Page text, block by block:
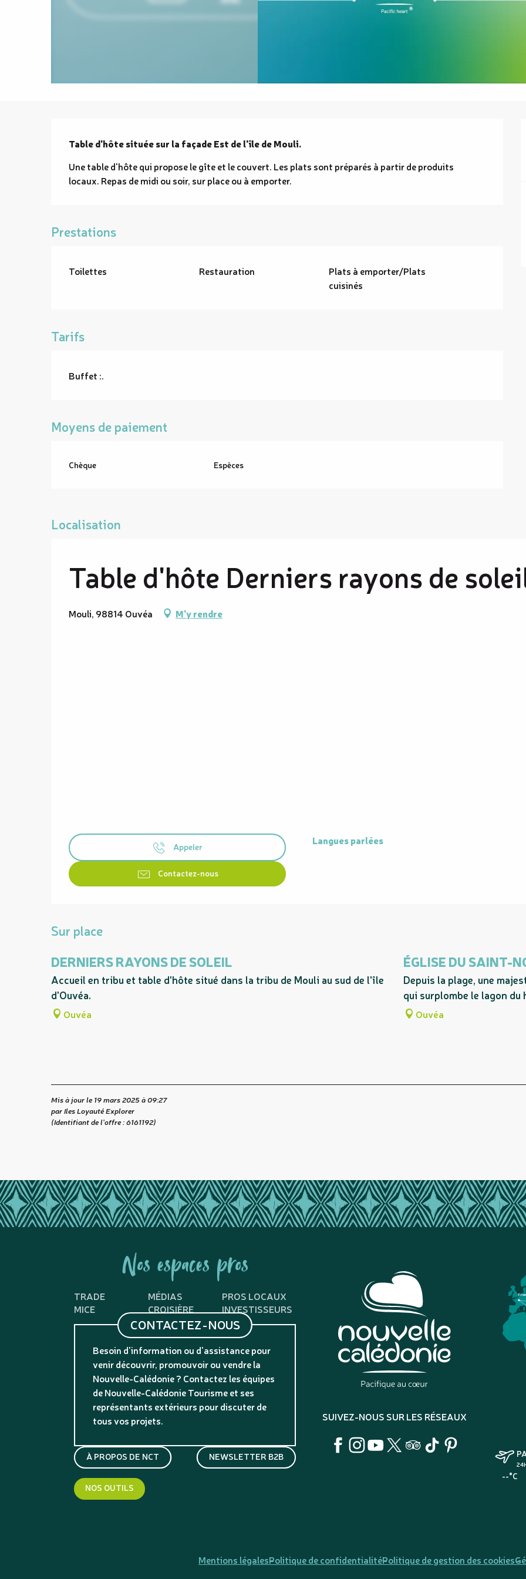
Description
Table d'hôte située sur la façade Est de l'île de Mouli.
Une table d'hôte qui propose le gîte et le couvert. Les plats sont préparés à partir de produits
locaux. Repas de midi ou soir, sur place ou à emporter.
Prestations
Toilettes Restauration
Plats à emporter/Plats
cuisinés
Tarifs
Buffet :.
Moyens de paiement
Chèque Espèces
Localisation
Table d'hôte Derniers rayons de
Mouli, 98814 Ouvéa M'y rendre
Appeler
Contactez-nous
Langues parlées
Langues parlées
Sur place
DERNIERS RAYONS DE SOLEIL
Accueil en tribu et table d'hôte situé dans la tribu de Mouli au sud de l'île
d'Ouvéa.
Ouvéa
ÉGLISE DU SAINT-
Depuis la plage, une
qui surplombe le lagon
Ouvéa
Mis à jour le 19 mars 2025 à 09:27
par Iles Loyauté Explorer
(Identifiant de l'offre :6161192)
Nos espaces pros
TRADE MÉDIAS
PROS LOCAUX
MICE
CROISIÈRE INVESTISSEURS
CONTACTEZ-NOUS
Besoin d'information ou d'assistance pour
venir découvrir, promouvoir ou vendre la
Nouvelle-Calédonie ? Contactez les équipes
de Nouvelle-Calédonie Tourisme et ses
représentants extérieurs pour discuter de
tous vos projets.
À PROPOS DE NCT NEWSLETTER B2B
NOS OUTILS
SUIVEZ-NOUS SUR LES RÉSEAUX
--°C
Mentions légalesPolitique de confidentialitéPolitique de gestion des cookies